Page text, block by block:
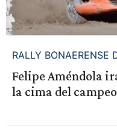
RALLY BONAERENSE
Felipe Améndola
la cima del